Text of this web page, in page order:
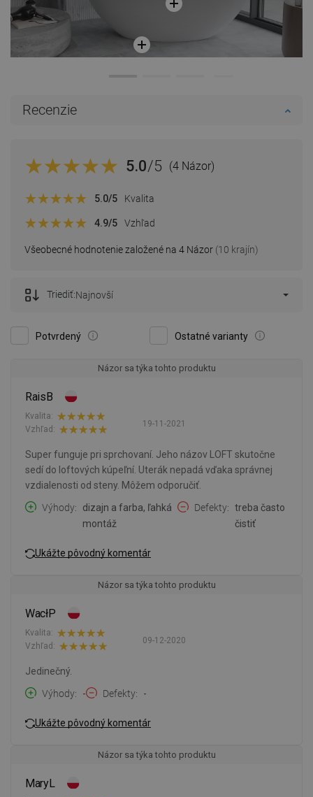
Recenzie
5.0/5 (4 Názor)
Všeobecné hodnotenie založené na 4 Názor (10 krajín)
5.0/5 Kvalita
4.9/5 Vzhľad
Potvrdený Ostatné varianty
Triediť:Najnovší
Názor sa týka tohto produktu
RaisB
19-11-2021
Kvalita:
Vzhľad:
Super funguje pri sprchovaní. Jeho názov LOFT skutočne
sedí do loftových kúpeľní. Uterák nepadá vďaka správnej
vzdialenosti od steny. Môžem odporučiť.
Výhody
dizajn a farba, ľahká
montáž
Defekty
treba často
čistiť
Ukážte pôvodný komentár
Názor sa týka tohto produktu
WacłP
09-12-2020
Kvalita:
Vzhľad:
Jedinečný.
Výhody
- Defekty -
Ukážte pôvodný komentár
Názor sa týka tohto produktu
MaryL